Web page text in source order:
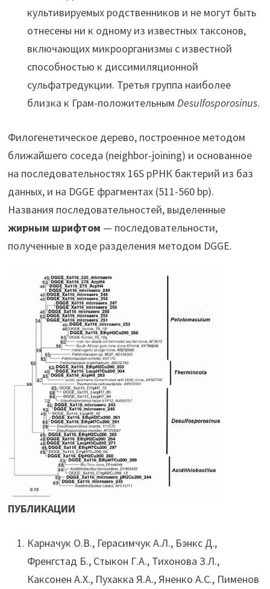
культивируемых родственников и не могут быть
отнесены ни к одному из известных таксонов,
включающих микроорганизмы с известной
способностью к диссимиляционной
сульфатредукции. Третья группа наиболее
близка к Грам-положительным Desulfosporosinus.
Филогенетическое дерево, построенное методом
ближайшего соседа (neighbor-joining) и основанное
на последовательностях 16S рРНК бактерий из баз
данных, и на DGGE фрагментах (511-560 bp).
Названия последовательностей, выделенные
жирным шрифтом — последовательности,
полученные в ходе разделения методом DGGE.
ПУБЛИКАЦИИ
Карначук О.В., Герасимчук А.Л., Бэнкс Д.,
Френгстад Б., Стыкон Г.А., Тихонова З.Л.,
Каксонен А.Х., Пухакка Я.А., Яненко А.С., Пименов